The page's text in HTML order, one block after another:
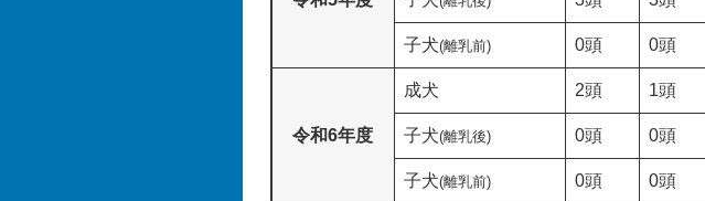
子犬(離乳前) 0頭 0頭
令和6年度
成犬 2頭 1頭
子犬(離乳後) 0頭 0頭
子犬(離乳前) 0頭 0頭